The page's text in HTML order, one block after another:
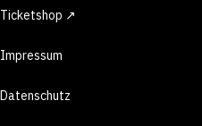
Ticketshop ↗
Impressum
Datenschutz